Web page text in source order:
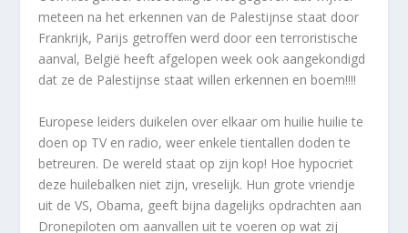
meteen na het erkennen van de Palestijnse staat door
Frankrijk, Parijs getroffen werd door een terroristische
aanval, België heeft afgelopen week ook aangekondigd
dat ze de Palestijnse staat willen erkennen en boem!!!!
Europese leiders duikelen over elkaar om huilie huilie te
doen op TV en radio, weer enkele tientallen doden te
betreuren. De wereld staat op zijn kop! Hoe hypocriet
deze huilebalken niet zijn, vreselijk. Hun grote vriendje
uit de VS, Obama, geeft bijna dagelijks opdrachten aan
Dronepiloten om aanvallen uit te voeren op wat zij